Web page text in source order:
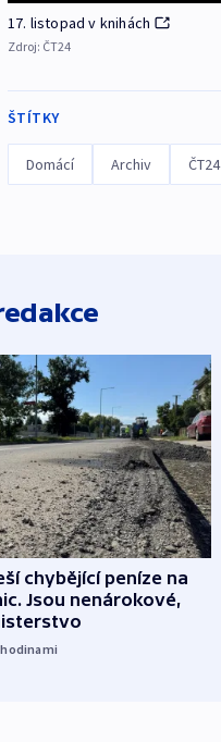
17. listopad v knihách
Zdroj: ČT24
ŠTÍTKY
Domácí Archiv ČT24
chybějící peníze na
Jsou nenárokové,
hodinami